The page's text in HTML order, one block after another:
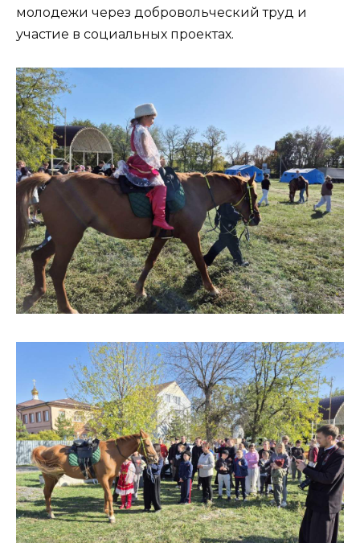
молодежи через добровольческий труд и
участие в социальных проектах.